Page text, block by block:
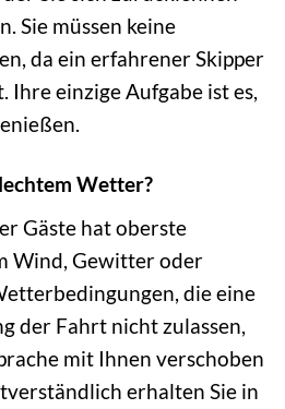
Sie müssen keine
da ein erfahrener Skipper
Ihre einzige Aufgabe ist es,
Wetter?
Gäste hat oberste
Wind, Gewitter oder
die eine
der Fahrt nicht zulassen,
mit Ihnen verschoben
erhalten Sie in